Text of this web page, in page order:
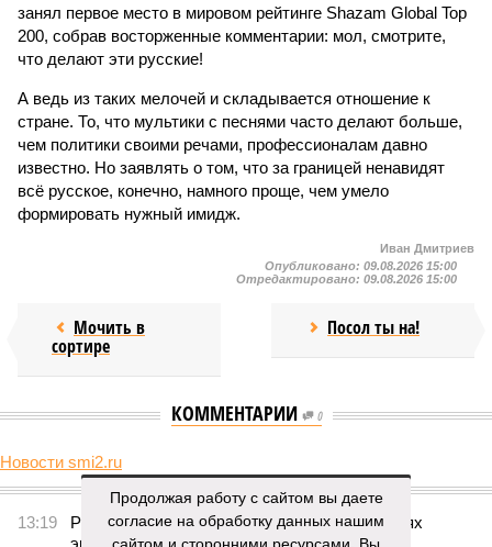
занял первое место в мировом рейтинге Shazam Global Top
200, собрав восторженные комментарии: мол, смотрите,
что делают эти русские!
А ведь из таких мелочей и складывается отношение к
стране. То, что мультики с песнями часто делают больше,
чем политики своими речами, профессионалам давно
известно. Но заявлять о том, что за границей ненавидят
всё русское, конечно, намного проще, чем умело
формировать нужный имидж.
Иван Дмитриев
Опубликовано: 09.08.2026 15:00
Отредактировано: 09.08.2026 15:00
Мочить в
сортире
Посол ты на!
КОММЕНТАРИИ 0
Новости smi2.ru
Украина //Киев перешёл к террору гражданских, пора давать
адекватный ответПродолжая работу с сайтом вы даете
согласие на обработку данных нашим
сайтом и сторонними ресурсами. Вы